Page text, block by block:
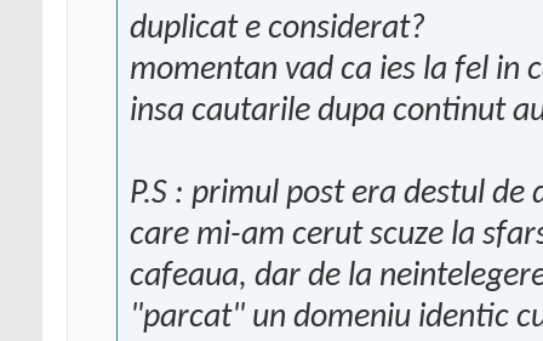
duplicat e considerat?
momentan vad ca ies la fel in
insa cautarile dupa continut
P.S : primul post era destul
care mi-am cerut scuze la
cafeaua, dar de la
"parcat" un domeniu identic